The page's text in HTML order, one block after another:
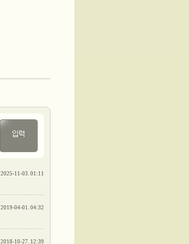
2025-11-03. 01:11
2019-04-01. 04:32
2018-10-27. 12:39